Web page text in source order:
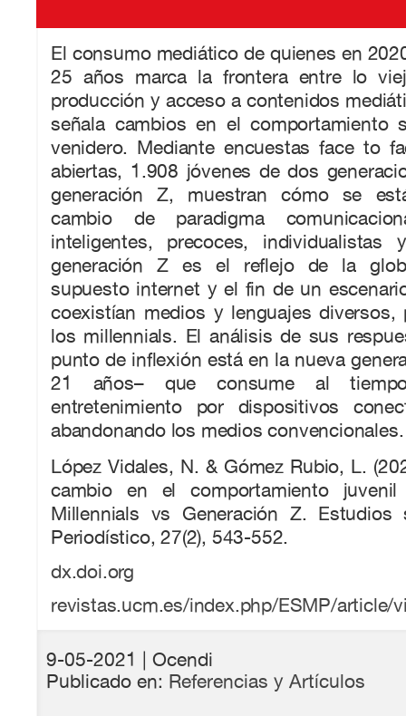
El consumo mediático de quienes en
25 años marca la frontera entre lo
producción y acceso a contenidos
señala cambios en el comportamiento
venidero. Mediante encuestas face to
abiertas, 1.908 jóvenes de dos
generación Z, muestran cómo se
cambio de paradigma
inteligentes, precoces, individualistas
generación Z es el reflejo de la
supuesto internet y el fin de un
coexistían medios y lenguajes diversos,
los millennials. El análisis de sus
punto de inflexión está en la nueva
21 años– que consume al
entretenimiento por dispositivos
abandonando los medios convencionales.
López Vidales, N. & Gómez Rubio, L.
cambio en el comportamiento
Millennials vs Generación Z. Estudios
Periodístico, 27(2), 543-552.
dx.doi.org
revistas.ucm.es/index.php/ESMP/article/
9-05-2021 | Ocendi
Publicado en: Referencias y Artículos